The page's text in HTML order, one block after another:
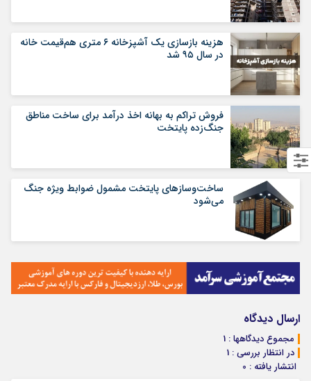
هزینه بازسازی یک آشپزخانه ۶ متری هم‌قیمت خانه
در سال ۹۵ شد
فروش تراکم به بهانه اخذ درآمد برای ساخت مناطق
جنگ‌زده پایتخت
ساخت‌وسازهای پایتخت مشمول ضوابط ویژه جنگ
می‌شود
ارسال دیدگاه
مجموع دیدگاهها : 1
در انتظار بررسی : 1
انتشار یافته : 0